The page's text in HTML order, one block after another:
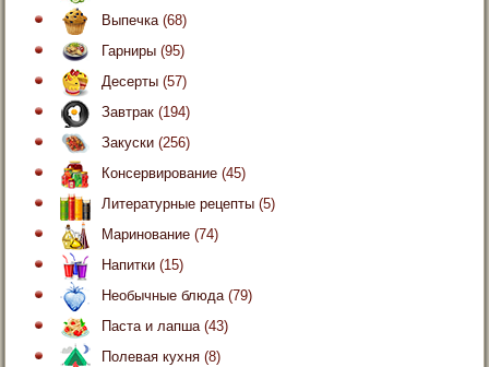
Выпечка(68)
Гарниры (95)
Десерты (57)
Завтрак (194)
Закуски (256)
Консервирование (45)
Литературные рецепты (5)
Маринование (74)
Напитки (15)
Необычные блюда(79)
Паста и лапша(43)
Полевая кухня (8)